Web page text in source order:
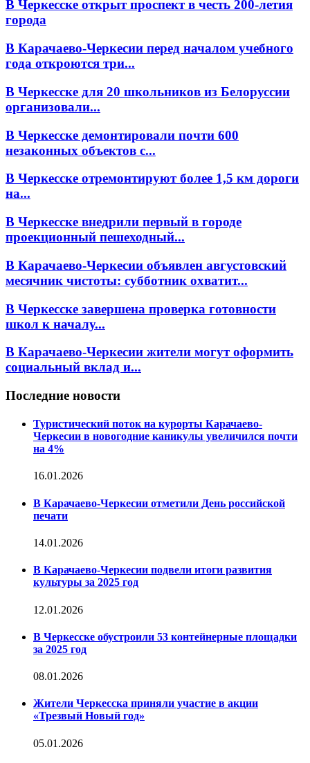
В Черкесске открыт проспект в честь 200-летия
города
В Карачаево-Черкесии перед началом учебного
года откроются три...
В Черкесске для 20 школьников из Белоруссии
организовали...
В Черкесске демонтировали почти 600
незаконных объектов с...
В Черкесске отремонтируют более 1,5 км дороги
на...
В Черкесске внедрили первый в городе
проекционный пешеходный...
В Карачаево-Черкесии объявлен августовский
месячник чистоты: субботник охватит...
В Черкесске завершена проверка готовности
школ к началу...
В Карачаево-Черкесии жители могут оформить
социальный вклад и...
Последние новости
Туристический поток на курорты Карачаево-
Черкесии в новогодние каникулы увеличился почти
на 4%
16.01.2026
В Карачаево-Черкесии отметили День российской
печати
14.01.2026
В Карачаево-Черкесии подвели итоги развития
культуры за 2025 год
12.01.2026
В Черкесске обустроили 53 контейнерные площадки
за 2025 год
08.01.2026
Жители Черкесска приняли участие в акции
«Трезвый Новый год»
05.01.2026